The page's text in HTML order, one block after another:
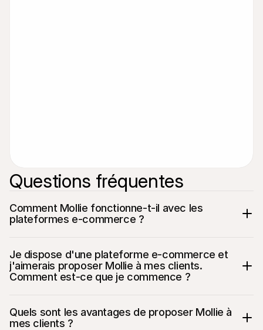
Questions fréquentes
Comment Mollie fonctionne-t-il avec les
plateformes e-commerce ?
Je dispose d'une plateforme e-commerce et
j'aimerais proposer Mollie à mes clients.
Comment est-ce que je commence ?
Quels sont les avantages de proposer Mollie à
mes clients ?